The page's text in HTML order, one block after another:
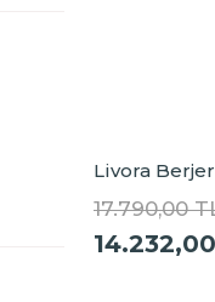
Livora
17.790,00